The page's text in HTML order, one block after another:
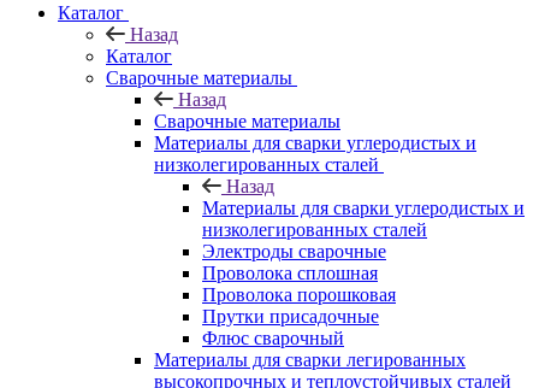
Каталог
Назад
Каталог
Сварочные материалы
Назад
Сварочные материалы
Материалы для сварки углеродистых и
низколегированных сталей
Назад
Материалы для сварки углеродистых и
низколегированных сталей
Электроды сварочные
Проволока сплошная
Проволока порошковая
Прутки присадочные
Флюс сварочный
Материалы для сварки легированных
высокопрочных и теплоустойчивых сталей